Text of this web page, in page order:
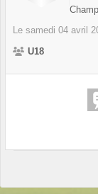
Le samedi 04 avril
U18